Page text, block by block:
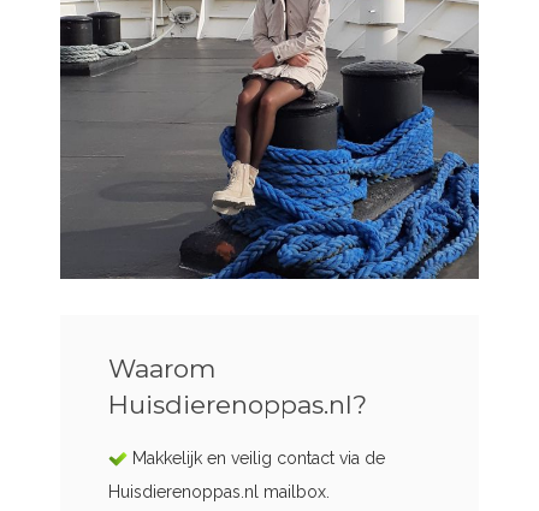
Waarom
Huisdierenoppas.nl?
Makkelijk en veilig contact via de
Huisdierenoppas.nl mailbox.